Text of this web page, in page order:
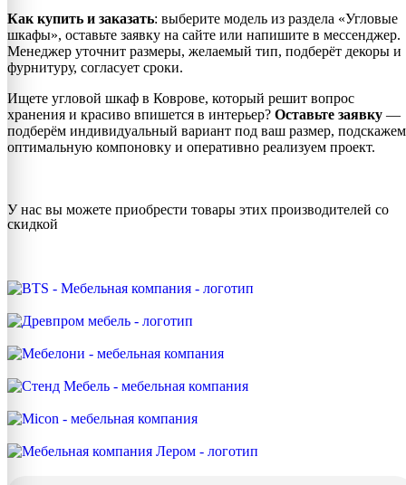
Как купить и заказать: выберите модель из раздела «Угловые
шкафы», оставьте заявку на сайте или напишите в мессенджер.
Менеджер уточнит размеры, желаемый тип, подберёт декоры и
фурнитуру, согласует сроки.
Ищете угловой шкаф в Коврове, который решит вопрос
хранения и красиво впишется в интерьер? Оставьте заявку —
подберём индивидуальный вариант под ваш размер, подскажем
оптимальную компоновку и оперативно реализуем проект.
У нас вы можете приобрести товары этих производителей со
скидкой